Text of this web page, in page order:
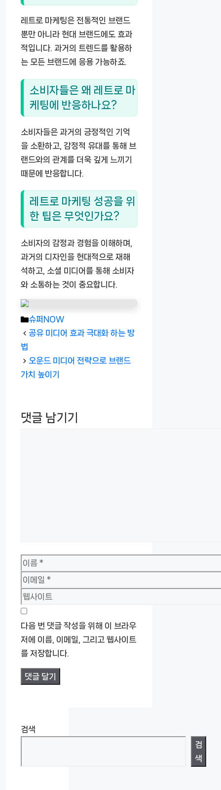
레트로 마케팅은 전통적인 브랜드
뿐만 아니라 현대 브랜드에도 효과
적입니다. 과거의 트렌드를 활용하
는 모든 브랜드에 응용 가능하죠.
소비자들은 왜 레트로 마
케팅에 반응하나요?
소비자들은 과거의 긍정적인 기억
을 소환하고, 감정적 유대를 통해 브
랜드와의 관계를 더욱 깊게 느끼기
때문에 반응합니다.
레트로 마케팅 성공을 위
한 팁은 무엇인가요?
소비자의 감정과 경험을 이해하며,
과거의 디자인을 현대적으로 재해
석하고, 소셜 미디어를 통해 소비자
와 소통하는 것이 중요합니다.
카
테
리
슈퍼NOW
공유 미디어 효과 극대화 하는 방
법
오운드 미디어 전략으로 브랜드
가치 높이기
댓글 남기기
이
름
이
메
일
웹
사
이
트
다음 번 댓글 작성을 위해 이 브라우
저에 이름, 이메일, 그리고 웹사이트
를 저장합니다.
검색
검
색